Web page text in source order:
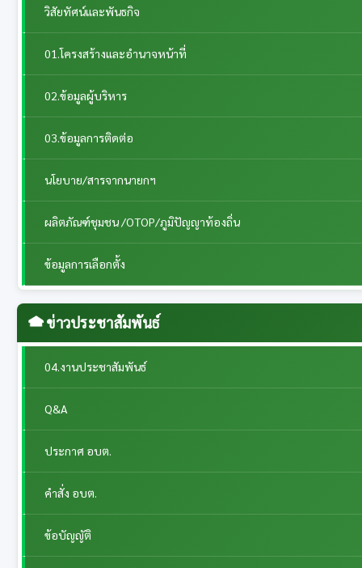
วิสัยทัศน์และพันธกิจ
01.โครงสร้างและอำนาจหน้าที่
02.ข้อมูลผู้บริหาร
03.ข้อมูลการติดต่อ
นโยบาย/สารจากนายกฯ
ผลิตภัณฑ์ชุมชน /OTOP/ภูมิปัญญาท้องถิ่น
ข้อมูลการเลือกตั้ง
ข่าวประชาสัมพันธ์
04.งานประชาสัมพันธ์
Q&A
ประกาศ อบต.
คำสั่ง อบต.
ข้อบัญญัติ